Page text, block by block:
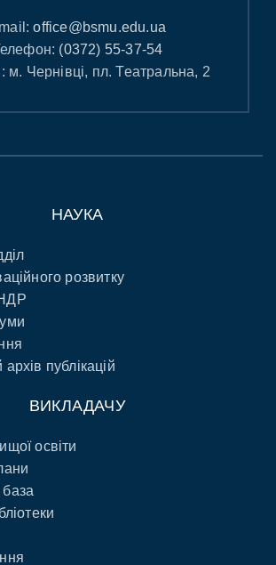
office@bsmu.edu.ua
(0372) 55-37-54
м. Чернівці, пл. Театральна, 2
НАУКА
розвитку
публікацій
ВИКЛАДАЧУ
освіти